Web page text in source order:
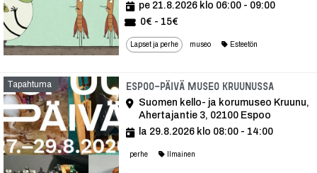
pe 21.8.2026 klo 06:00 - 09:00
0€ - 15€
Lapset ja perhe museo Esteetön
Tapahtuma Espoo-päivä Museo Kruunussa
Suomen kello- ja korumuseo Kruunu,
Ahertajantie 3, 02100 Espoo
la 29.8.2026 klo 08:00 - 14:00
perhe Ilmainen